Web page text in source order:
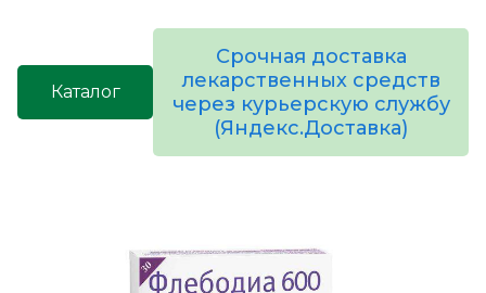
Каталог
Срочная доставка
лекарственных средств
через курьерскую службу
(Яндекс.Доставка)